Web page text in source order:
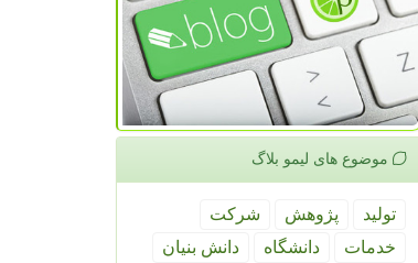
موضوع های لیمو بلاگ
تولید پژوهش
شركت
خدمات
دانشگاه
دانش بنیان